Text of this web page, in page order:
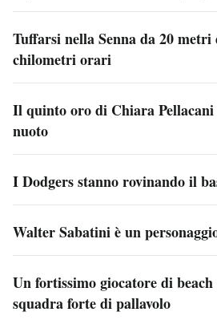
Tuffarsi nella Senna da 20 metri
chilometri orari
Il quinto oro di Chiara
nuoto
I Dodgers stanno rovinando il
Walter Sabatini è un
Un fortissimo giocatore di
squadra forte di pallavolo